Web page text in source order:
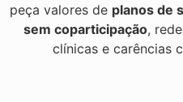
peça valores de planos de
sem coparticipação,
clínicas e carências